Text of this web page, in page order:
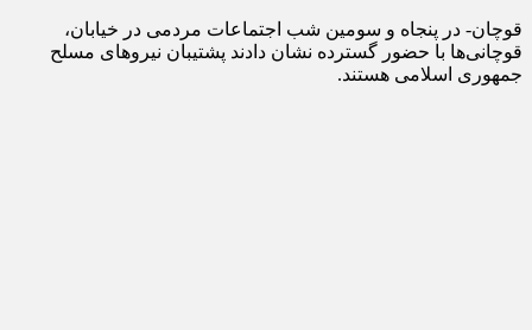
قوچان- در پنجاه و سومین شب اجتماعات مردمی در خیابان،
قوچانی‌ها با حضور گسترده نشان دادند پشتیبان نیروهای مسلح
جمهوری اسلامی هستند.